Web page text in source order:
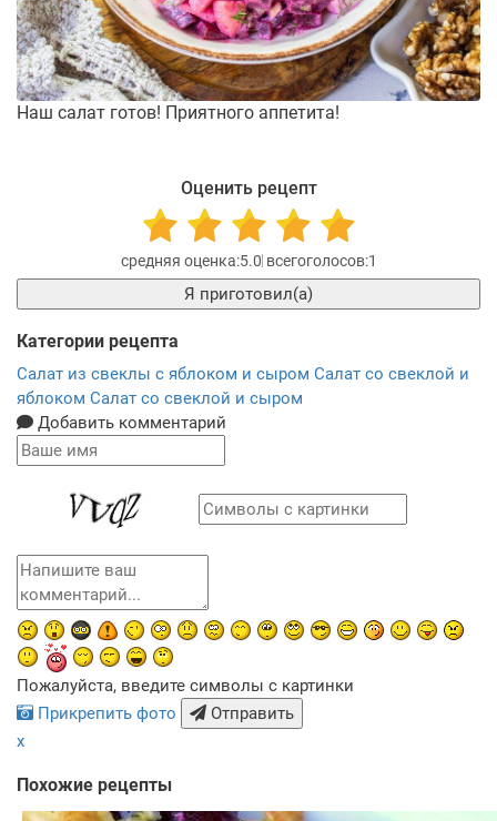
Наш салат готов! Приятного аппетита!
Оценить рецепт
5.0 1
Я приготовил(а)
Категории рецепта
Салат из свеклы с яблоком и сыром Салат со свеклой и
яблоком Салат со свеклой и сыром
Добавить комментарий
Пожалуйста, введите символы с картинки
Прикрепить фото
Отправить
x
Похожие рецепты